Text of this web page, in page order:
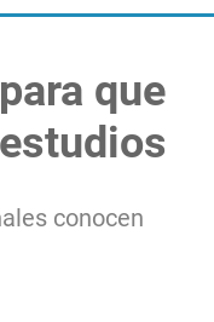
que
conocen